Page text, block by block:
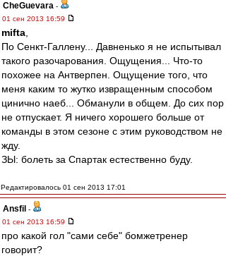
CheGuevara -
01 сен 2013 16:59
mifta
По Сенкт-Галлену... Давненько я не испытывал
такого разочарования. Ощущения... Что-то
похожее на Антверпен. Ощущение того, что
меня каким то жутко извращенным способом
цинично наеб... Обманули в общем. До сих пор
не отпускает. Я ничего хорошего больше от
команды в этом сезоне с этим руководством не
жду.
ЗЫ: болеть за Спартак естественно буду.
Редактировалось 01 сен 2013 17:01
Ansfil -
01 сен 2013 16:59
про какой гол "сами себе" бомжетренер
говорит?